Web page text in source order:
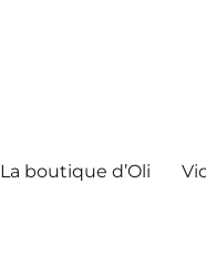
La boutique d’Oli